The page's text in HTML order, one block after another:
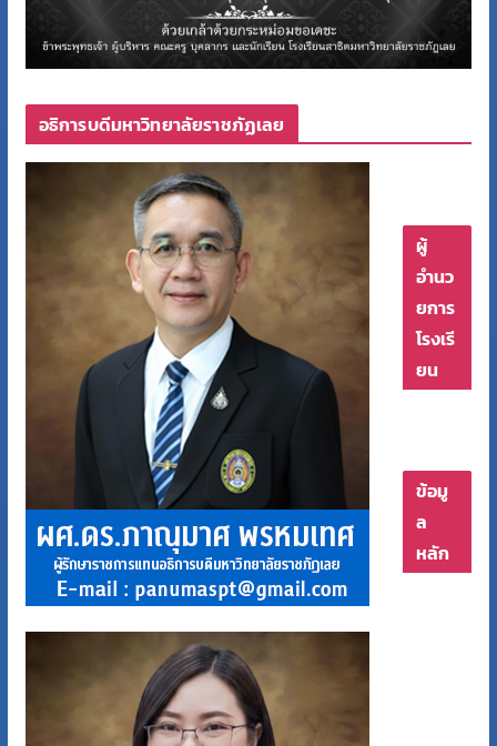
อธิการบดีมหาวิทยาลัยราชภัฏเลย
ผู้
อำนว
ยการ
โรงเรี
ยน
ข้อมู
ล
หลัก